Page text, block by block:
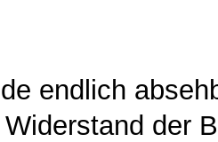
endlich
der